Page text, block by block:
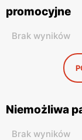
promocyjne
Brak wyników
Niemożliwa
Brak wyników